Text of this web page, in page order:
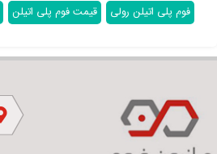
فوم پلی اتیلن رولی قیمت فوم پلی اتیلن